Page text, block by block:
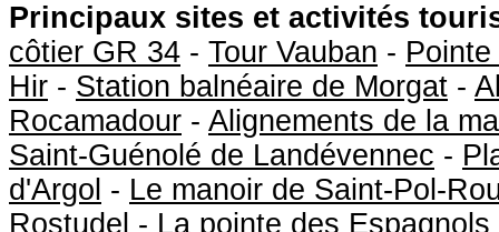
Principaux sites et activités
côtier GR 34 - Tour Vauban -
Hir - Station balnéaire de Morgat -
Rocamadour - Alignements de la
Saint-Guénolé de Landévennec -
d'Argol - Le manoir de Saint-Pol-
Rostudel - La pointe des Espagnols